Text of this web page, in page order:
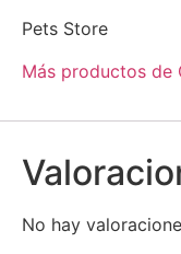
Pets Store
Más productos de
No hay